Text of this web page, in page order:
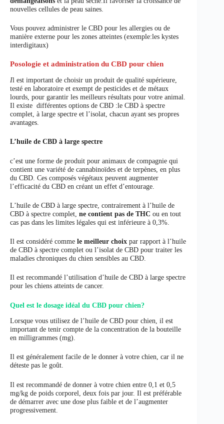
nouvelles cellules de peau saines.
Vous pouvez administrer le CBD pour les allergies ou de
manière externe pour les zones atteintes (exemple:les kystes
interdigitaux)
Posologie et administration du CBD pour chien
Il est important de choisir un produit de qualité supérieure,
testé en laboratoire et exempt de pesticides et de métaux
lourds, pour garantir les meilleurs résultats pour votre animal.
Il existe différentes options de CBD :le CBD à spectre
complet, à large spectre et l’isolat, chacun ayant ses propres
avantages.
L’huile de CBD à large spectre
c’est une forme de produit pour animaux de compagnie qui
contient une variété de cannabinoïdes et de terpènes, en plus
du CBD. Ces composés végétaux peuvent augmenter
l’efficacité du CBD en créant un effet d’entourage.
L’huile de CBD à large spectre, contrairement à l’huile de
CBD à spectre complet, ne contient pas de THC ou en tout
cas pas dans les limites légales qui est inférieure à 0,3%.
Il est considéré comme le meilleur choix par rapport à l’huile
de CBD à spectre complet ou l’isolat de CBD pour traiter les
maladies chroniques du chien sensibles au CBD.
Il est recommandé l’utilisation d’huile de CBD à large spectre
pour les chiens atteints de cancer.
Quel est le dosage idéal du CBD pour chien?
Lorsque vous utilisez de l’huile de CBD pour chien, il est
important de tenir compte de la concentration de la bouteille
en milligrammes (mg).
Il est généralement facile de le donner à votre chien, car il ne
déteste pas le goût.
Il est recommandé de donner à votre chien entre 0,1 et 0,5
mg/kg de poids corporel, deux fois par jour. Il est préférable
de démarrer avec une dose plus faible et de l’augmenter
progressivement.